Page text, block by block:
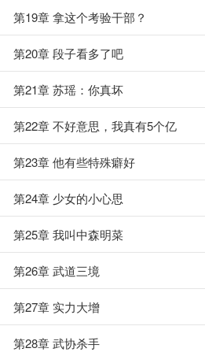
第19章 拿这个考验干部？
第20章 段子看多了吧
第21章 苏瑶：你真坏
第22章 不好意思，我真有5个亿
第23章 他有些特殊癖好
第24章 少女的小心思
第25章 我叫中森明菜
第26章 武道三境
第27章 实力大增
第28章 武协杀手